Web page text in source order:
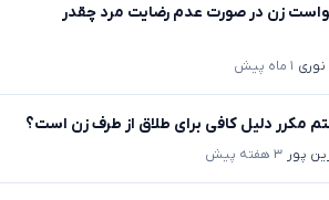
زن در صورت عدم رضایت مرد چقدر
نوری ۱ ماه پیش
مکرر دلیل کافی برای طلاق از طرف زن است؟
پور ۳ هفته پیش